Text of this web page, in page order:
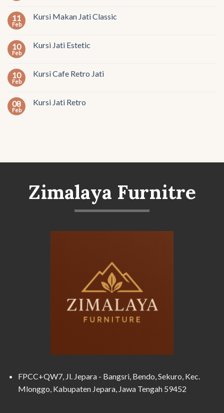
11
Feb
Kursi Makan Jati Classic
10
Feb
Kursi Jati Estetic
10
Feb
Kursi Cafe Retro Jati
08
Feb
Kursi Jati Retro
Zimalaya Furnitre
FPCC+QW7, Jl. Jepara - Bangsri, Bendo, Sekuro, Kec.
Mlonggo, Kabupaten Jepara, Jawa Tengah 59452